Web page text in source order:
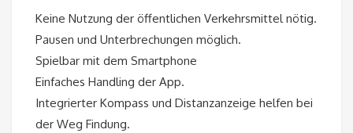
Keine Nutzung der öffentlichen Verkehrsmittel nötig.
Pausen und Unterbrechungen möglich.
Spielbar mit dem Smartphone
Einfaches Handling der App.
Integrierter Kompass und Distanzanzeige helfen bei
der Weg Findung.